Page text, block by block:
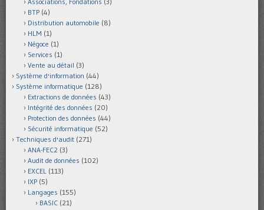
BTP (4)
Distribution automobile (8)
HLM (1)
Négoce (1)
Services (1)
Vente au détail (3)
Système d'information (44)
Système informatique (128)
Extractions de données (43)
Intégrité des données (20)
Protection des données (44)
Sécurité informatique (52)
Techniques d'audit (271)
ANA-FEC2 (3)
Audit de données (102)
EXCEL (113)
IXP (5)
Langages (155)
BASIC (21)